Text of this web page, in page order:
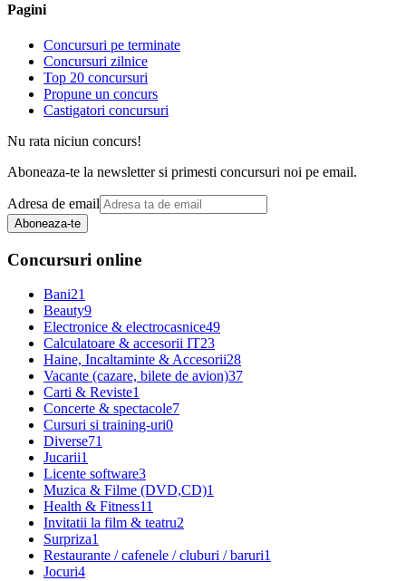
Pagini
Concursuri pe terminate
Concursuri zilnice
Top 20 concursuri
Propune un concurs
Castigatori concursuri
Nu rata niciun concurs!
Aboneaza-te la newsletter si primesti concursuri noi pe email.
Adresa de email
Aboneaza-te
Concursuri online
Bani21
Beauty9
Electronice & electrocasnice49
Calculatoare & accesorii IT23
Haine, Incaltaminte & Accesorii28
Vacante (cazare, bilete de avion)37
Carti & Reviste1
Concerte & spectacole7
Cursuri si training-uri0
Diverse71
Jucarii1
Licente software3
Muzica & Filme (DVD,CD)1
Health & Fitness11
Invitatii la film & teatru2
Surpriza1
Restaurante / cafenele / cluburi / baruri1
Jocuri4